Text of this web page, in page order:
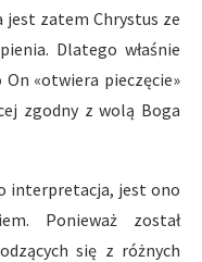
jest zatem Chrystus ze
Dlatego właśnie
«otwiera pieczęcie»
zgodny z wolą Boga
interpretacja, jest ono
Ponieważ został
się z różnych